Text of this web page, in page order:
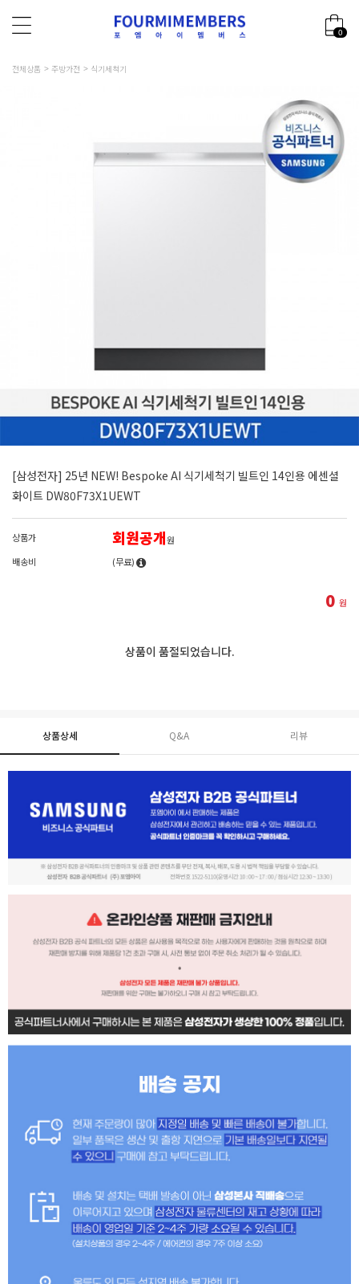
0
전체상품 주방가전 식기세척기
[삼성전자] 25년 NEW! Bespoke AI 식기세척기 빌트인 14인용 에센셜
화이트 DW80F73X1UEWT
상품가 회원공개원
배송비
(무료)
0 원
상품이 품절되었습니다.
상품상세 Q&A 리뷰